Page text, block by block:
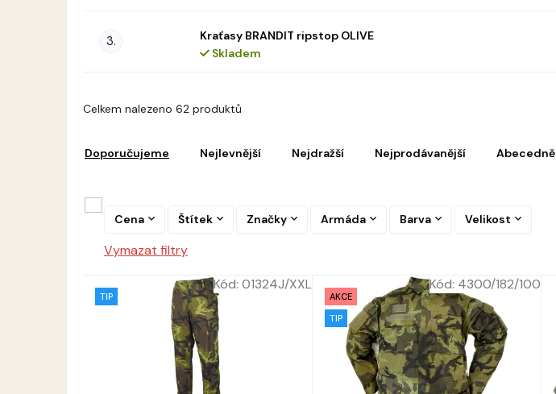
Kraťasy BRANDIT ripstop OLIVE
Skladem
Doporučujeme Nejlevnější Nejdražší Nejprodávanější Abecedně
Celkem nalezeno 62 produktů
Značky Armáda Barva Velikost
Vymazat filtry
Cena Štítek
V
ý
i
r
TIP
Kód: 01324J/XXL
AKCE
TIP
Kód: 4300/182/100